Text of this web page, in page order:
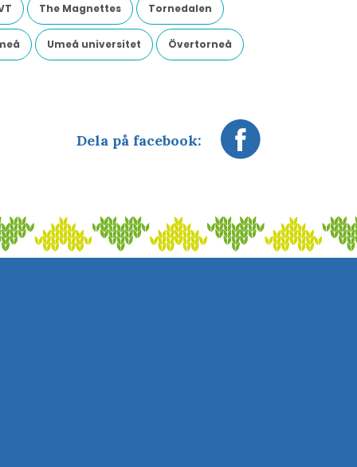
The Magnettes Tornedalen
Umeå universitet Övertorneå
Dela på facebook: